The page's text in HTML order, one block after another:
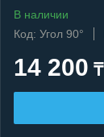
В наличии
Код: Угол 90°
14 200 ₸